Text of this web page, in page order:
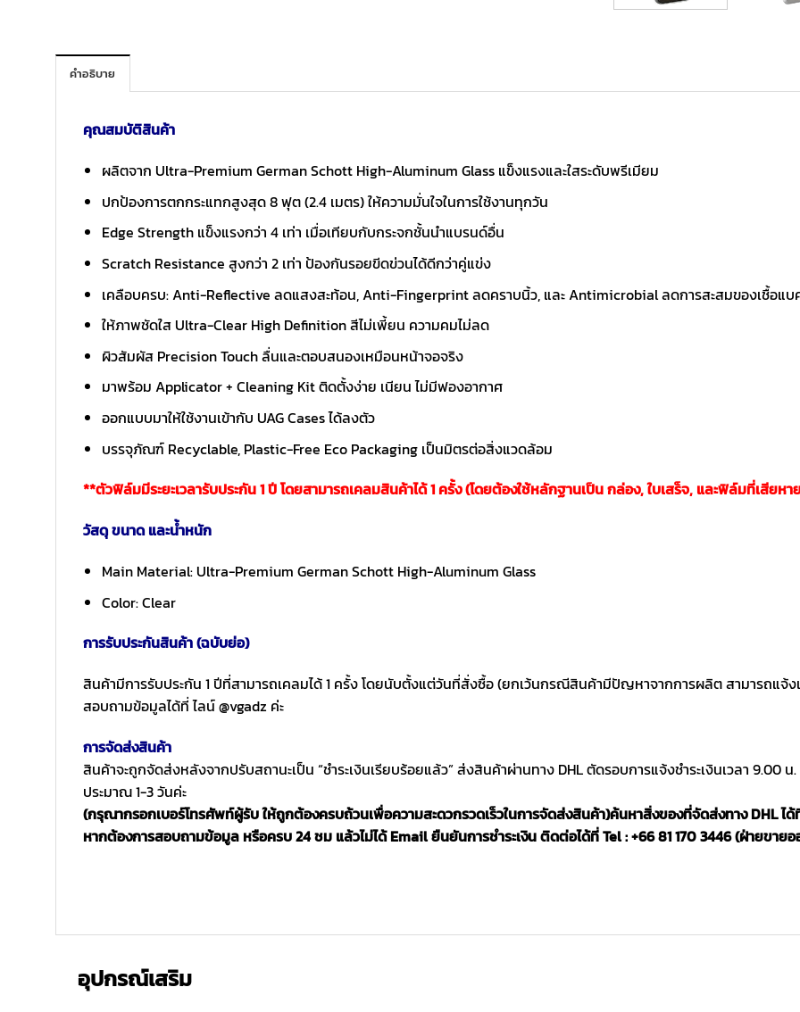
คำอธิบาย
คุณสมบัติสินค้า
ผลิตจาก Ultra-Premium German Schott High-Aluminum Glass แข็งแรงและใสระดับพรีเมียม
ปกป้องการตกกระแทกสูงสุด 8 ฟุต (2.4 เมตร) ให้ความมั่นใจในการใช้งานทุกวัน
Edge Strength แข็งแรงกว่า 4 เท่า เมื่อเทียบกับกระจกชั้นนำแบรนด์อื่น
Scratch Resistance สูงกว่า 2 เท่า ป้องกันรอยขีดข่วนได้ดีกว่าคู่แข่ง
เคลือบครบ: Anti-Reflective ลดแสงสะท้อน, Anti-Fingerprint ลดคราบนิ้ว, และ Antimicrobial ลดการสะสมของเชื้อแบ
ให้ภาพชัดใส Ultra-Clear High Definition สีไม่เพี้ยน ความคมไม่ลด
ผิวสัมผัส Precision Touch ลื่นและตอบสนองเหมือนหน้าจอจริง
มาพร้อม Applicator + Cleaning Kit ติดตั้งง่าย เนียน ไม่มีฟองอากาศ
ออกแบบมาให้ใช้งานเข้ากับ UAG Cases ได้ลงตัว
บรรจุภัณฑ์ Recyclable, Plastic-Free Eco Packaging เป็นมิตรต่อสิ่งแวดล้อม
**ตัวฟิล์มมีระยะเวลารับประกัน 1 ปี โดยสามารถเคลมสินค้าได้ 1 ครั้ง (โดยต้องใช้หลักฐานเป็น กล่อง, ใบเสร็จ, และฟิล์มที่เสียหา
วัสดุ ขนาด และน้ำหนัก
Main Material: Ultra-Premium German Schott High-Aluminum Glass
Color: Clear
การรับประกันสินค้า (ฉบับย่อ)
สินค้ามีการรับประกัน 1 ปีที่สามารถเคลมได้ 1 ครั้ง โดยนับตั้งแต่วันที่สั่งซื้อ (ยกเว้นกรณีสินค้ามีปัญหาจากการผลิต สามารถแจ้ง
สอบถามข้อมูลได้ที่ ไลน์ @vgadz ค่ะ
การจัดส่งสินค้า
สินค้าจะถูกจัดส่งหลังจากปรับสถานะเป็น “ชำระเงินเรียบร้อยแล้ว” ส่งสินค้าผ่านทาง DHL ตัดรอบการแจ้งชำระเงินเวลา 9.00
ประมาณ 1-3 วันค่ะ
(กรุณากรอกเบอร์โทรศัพท์ผู้รับ ให้ถูกต้องครบถ้วนเพื่อความสะดวกรวดเร็วในการจัดส่งสินค้า)ค้นหาสิ่งของที่จัดส่งทาง DHL ได้
หากต้องการสอบถามข้อมูล หรือครบ 24 ชม แล้วไม่ได้ Email ยืนยันการชำระเงิน ติดต่อได้ที่ Tel : +66 81 170 3446 (ฝ่ายขาย
อุปกรณ์เสริม